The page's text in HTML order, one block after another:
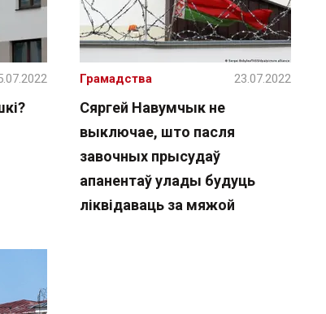
Сяргей Навумчык не
выключае, што пасля
завочных прысудаў
апанентаў улады будуць
ліквідаваць за мяжой
Грамадства 23.07.2022